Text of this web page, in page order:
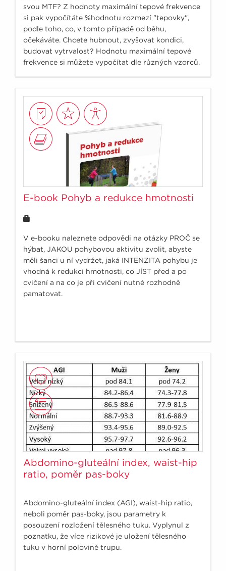
svou MTF? Z hodnoty maximální tepové frekvence
si pak vypočítáte %hodnotu rozmezí "tepovky",
podle toho, co, v tomto případě od běhu,
očekáváte. Chcete hubnout, zvyšovat kondici,
budovat vytrvalost? Hodnotu maximální tepové
frekvence si můžete vypočítat dle různých vzorců.
E-book Pohyb a redukce hmotnosti
V e-booku naleznete odpovědi na otázky PROČ se
hýbat, JAKOU pohybovou aktivitu zvolit, abyste
měli šanci u ní vydržet, jaká INTENZITA pohybu je
vhodná k redukci hmotnosti, co JÍST před a po
cvičení a na co je při cvičení nutné rozhodně
pamatovat.
Abdomino-gluteální index, waist-hip
ratio, poměr pas-boky
Abdomino-gluteální index (AGI), waist-hip ratio,
neboli poměr pas-boky, jsou parametry k
posouzení rozložení tělesného tuku. Vyplynul z
poznatku, že více rizikové je uložení tělesného
tuku v horní polovině trupu.